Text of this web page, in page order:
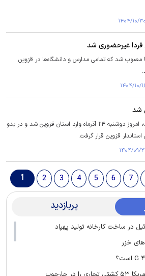
فردا غیرحضوری شد
مصوب شد که تمامی مدارس و دانشگاه‌ها در قزوین
شد
فاطمه مهاجرانی سخنگوی دولت، امروز دوشنبه ۲۴ آذرماه وارد استان قزوین شد و در بدو
قزوین قرار گرفت.
1 2 3 4 5 6 7
پربازدید
در ساخت کارخانه تولید پهپاد
خزر